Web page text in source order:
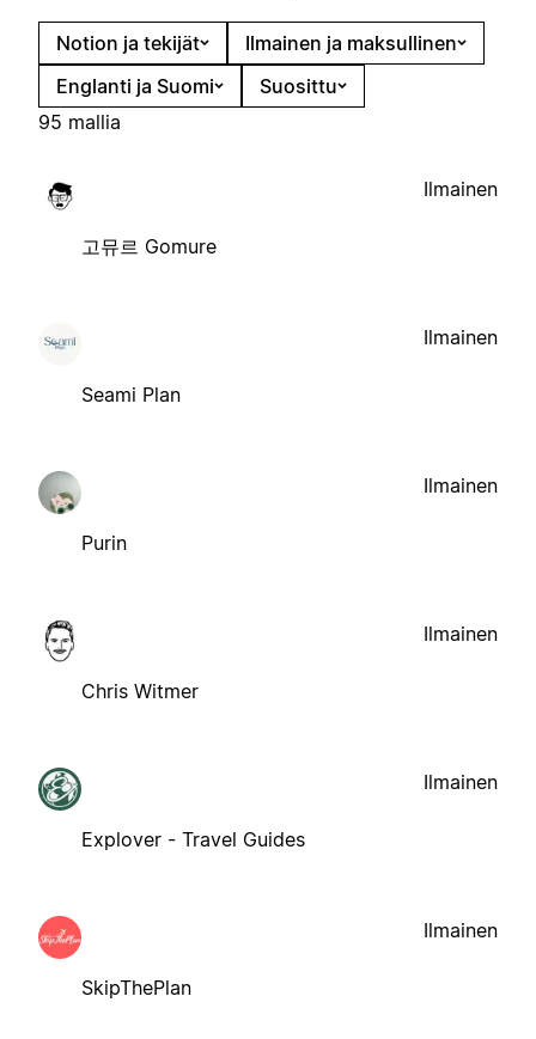
Notion ja tekijät
Ilmainen ja maksullinen
Englanti ja Suomi
Suosittu
95 mallia
고뮤르 Gomure
Ilmainen
Seami Plan
Ilmainen
Purin
Ilmainen
Chris Witmer
Ilmainen
Explover - Travel Guides
Ilmainen
SkipThePlan
Ilmainen